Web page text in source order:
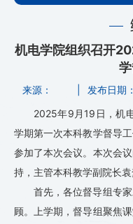
机电学院组织召开
来源： 发布日期
2025年9月19日，机
学期第一次本科教学督导
参加了本次会议。本次会
持，主管本科教学副院长袁
首先，各位督导组专
顾。上学期，督导组聚焦